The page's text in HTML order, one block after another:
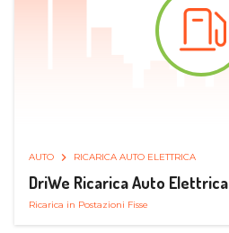
AUTO RICARICA AUTO ELETTRICA
DriWe Ricarica Auto Elettrica
Ricarica in Postazioni Fisse